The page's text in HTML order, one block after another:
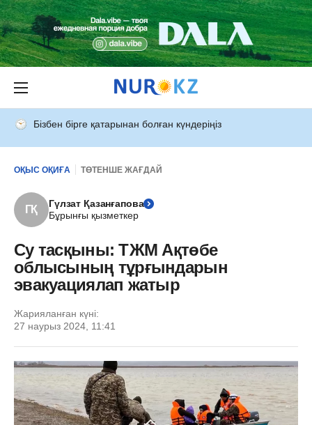
Бізбен бірге қатарынан болған күндеріңіз
ОҚЫС ОҚИҒА ТӨТЕНШЕ ЖАҒДАЙ
ГҚ
Гүлзат Қазанғапова
Бұрынғы қызметкер
Су тасқыны: ТЖМ Ақтөбе
облысының тұрғындарын
эвакуациялап жатыр
Жарияланған күні:
27 наурыз 2024, 11:41